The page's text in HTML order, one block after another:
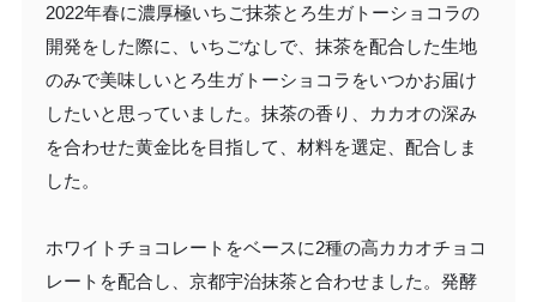
2022年春に濃厚極いちご抹茶とろ生ガトーショコラの
開発をした際に、いちごなしで、抹茶を配合した生地
のみで美味しいとろ生ガトーショコラをいつかお届け
したいと思っていました。抹茶の香り、カカオの深み
を合わせた黄金比を目指して、材料を選定、配合しま
した。
ホワイトチョコレートをベースに2種の高カカオチョコ
レートを配合し、京都宇治抹茶と合わせました。発酵